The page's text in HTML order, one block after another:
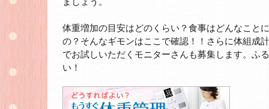
体重増加の目安はどのくらい？食事はどんなこと
の？そんなギモンはここで確認！！さらに体組成
でお試しいただくモニターさんも募集します。ふ
い！